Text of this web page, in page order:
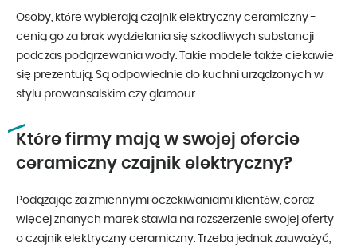
Osoby, które wybierają czajnik elektryczny ceramiczny -
cenią go za brak wydzielania się szkodliwych substancji
podczas podgrzewania wody. Takie modele także ciekawie
się prezentują. Są odpowiednie do kuchni urządzonych w
stylu prowansalskim czy glamour.
Które firmy mają w swojej ofercie
ceramiczny czajnik elektryczny?
Podążając za zmiennymi oczekiwaniami klientów, coraz
więcej znanych marek stawia na rozszerzenie swojej oferty
o czajnik elektryczny ceramiczny. Trzeba jednak zauważyć,